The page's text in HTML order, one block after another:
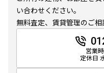
い合わせください。
無料査定、賃貸管理のご相
営業
定休日